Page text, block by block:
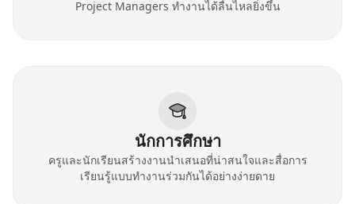
Project Managers ทำงานได้ลื่นไหลยิ่งขึ้น
นักการศึกษา
ครูและนักเรียนสร้างงานนำเสนอที่น่าสนใจและสื่อการ
เรียนรู้แบบทำงานร่วมกันได้อย่างง่ายดาย